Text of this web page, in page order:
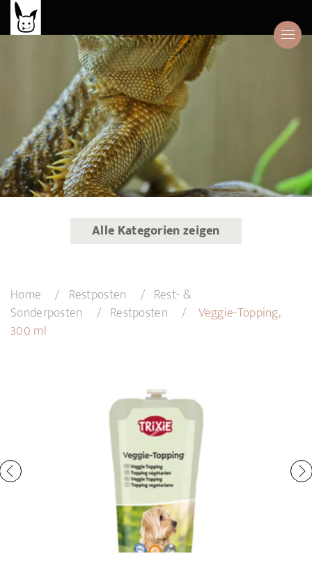
Alle Kategorien zeigen
Home Restposten
Rest- &
Sonderposten
Restposten
Veggie-Topping,
300 ml